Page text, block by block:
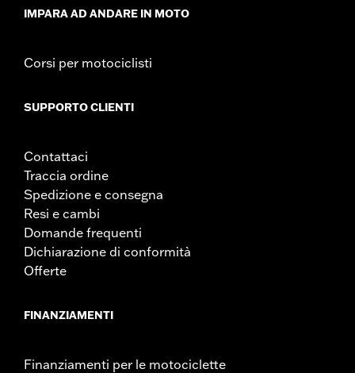
IMPARA AD ANDARE IN MOTO
Corsi per motociclisti
SUPPORTO CLIENTI
Contattaci
Traccia ordine
Spedizione e consegna
Resi e cambi
Domande frequenti
Dichiarazione di conformità
Offerte
FINANZIAMENTI
Finanziamenti per le motociclette